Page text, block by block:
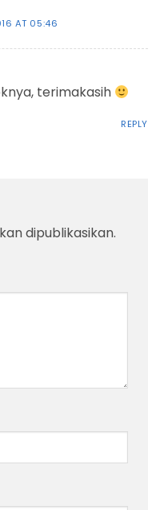
AT 05:46
terimakasih
REPLY
dipublikasikan.